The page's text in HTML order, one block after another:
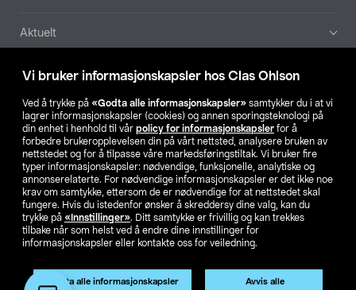
Vi bruker informasjonskapsler hos Clas Ohlson
Ved å trykke på «Godta alle informasjonskapsler» samtykker du i at vi
lagrer informasjonskapsler (cookies) og annen sporingsteknologi på
din enhet i henhold til vår policy for informasjonskapsler for å
forbedre brukeropplevelsen din på vårt nettsted, analysere bruken av
nettstedet og for å tilpasse våre markedsføringstiltak. Vi bruker fire
typer informasjonskapsler: nødvendige, funksjonelle, analytiske og
annonserelaterte. For nødvendige informasjonskapsler er det ikke noe
krav om samtykke, ettersom de er nødvendige for at nettstedet skal
fungere. Hvis du istedenfor ønsker å skreddersy dine valg, kan du
trykke på «Innstillinger». Ditt samtykke er frivillig og kan trekkes
tilbake når som helst ved å endre dine innstillinger for
informasjonskapsler eller kontakte oss for veiledning.
Godta alle informasjonskapsler Avvis alle
Produktet har utgått
Aktuelt
Våre selskaper
Finn din butikk
SE NO FI
Endre til priser ekskl. moms